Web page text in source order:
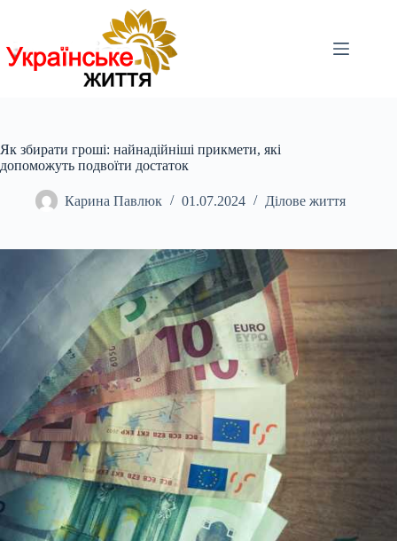
Як збирати гроші: найнадійніші прикмети, які
допоможуть подвоїти достаток
Карина Павлюк 01.07.2024 Ділове життя